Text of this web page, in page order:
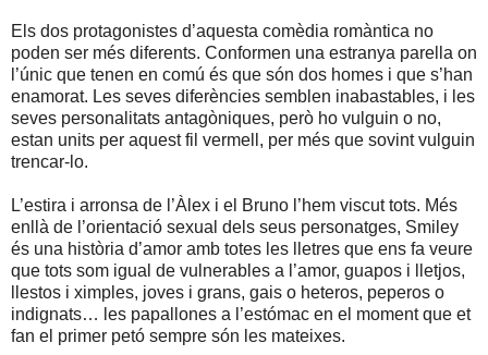
Els dos protagonistes d’aquesta comèdia romàntica no
poden ser més diferents. Conformen una estranya parella on
l’únic que tenen en comú és que són dos homes i que s’han
enamorat. Les seves diferències semblen inabastables, i les
seves personalitats antagòniques, però ho vulguin o no,
estan units per aquest fil vermell, per més que sovint vulguin
trencar-lo.
L’estira i arronsa de l’Àlex i el Bruno l’hem viscut tots. Més
enllà de l’orientació sexual dels seus personatges, Smiley
és una història d’amor amb totes les lletres que ens fa veure
que tots som igual de vulnerables a l’amor, guapos i lletjos,
llestos i ximples, joves i grans, gais o heteros, peperos o
indignats… les papallones a l’estómac en el moment que et
fan el primer petó sempre són les mateixes.